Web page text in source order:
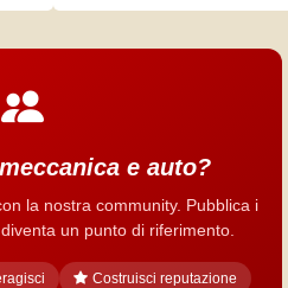
e auto?
la nostra community. Pubblica i
un punto di riferimento.
Costruisci reputazione